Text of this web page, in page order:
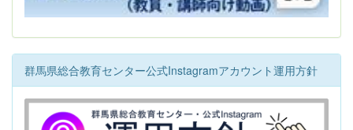
群馬県総合教育センター公式Instagramアカウント運用方針